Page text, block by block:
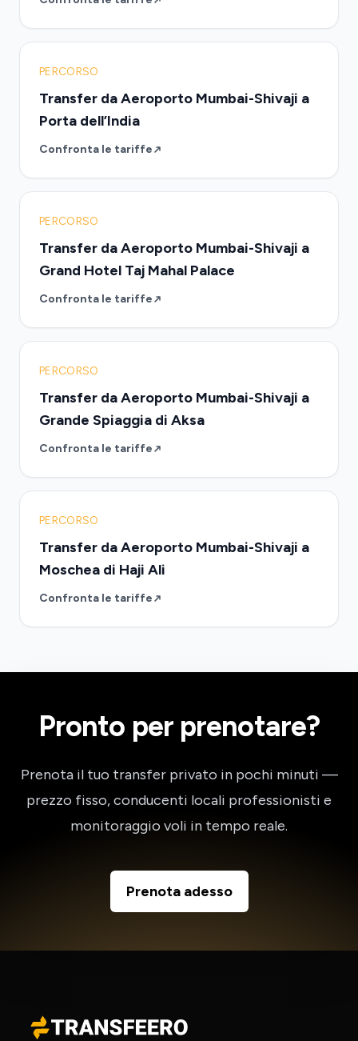
PERCORSO
Transfer da Aeroporto Mumbai-Shivaji a
Porta dell’India
Confronta le tariffe
PERCORSO
Transfer da Aeroporto Mumbai-Shivaji a
Grand Hotel Taj Mahal Palace
Confronta le tariffe
PERCORSO
Transfer da Aeroporto Mumbai-Shivaji a
Grande Spiaggia di Aksa
Confronta le tariffe
PERCORSO
Transfer da Aeroporto Mumbai-Shivaji a
Moschea di Haji Ali
Confronta le tariffe
Pronto per prenotare?
Prenota il tuo transfer privato in pochi minuti —
prezzo fisso, conducenti locali professionisti e
monitoraggio voli in tempo reale.
Prenota adesso